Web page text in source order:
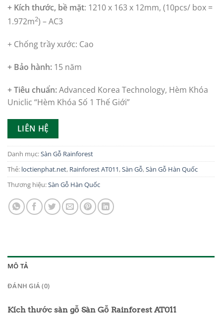
+ Kích thước, bề mặt: 1210 x 163 x 12mm, (10pcs/ box =
1.972m2) – AC3
+ Chống trầy xước: Cao
+ Bảo hành: 15 năm
+ Tiêu chuẩn:Advanced Korea Technology, Hèm Khóa
Uniclic “Hèm Khóa Số 1 Thế Giới”
LIÊN HỆ
Danh mục:Sàn Gỗ Rainforest
Thẻ: loctienphat.net, Rainforest AT011,Sàn Gỗ,Sàn Gỗ Hàn Quốc
Thương hiệu:Sàn Gỗ Hàn Quốc
MÔ TẢ
ĐÁNH GIÁ (0)
Kích thước sàn gỗ Sàn Gỗ Rainforest AT011